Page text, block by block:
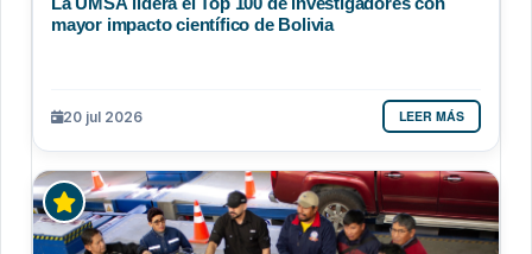
mayor impacto científico de Bolivia
20 jul 2026 LEER MÁS